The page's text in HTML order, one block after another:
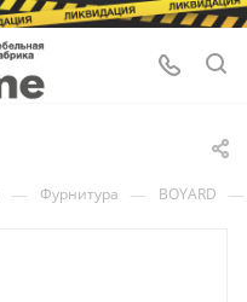
— Фурнитура — BOYARD —